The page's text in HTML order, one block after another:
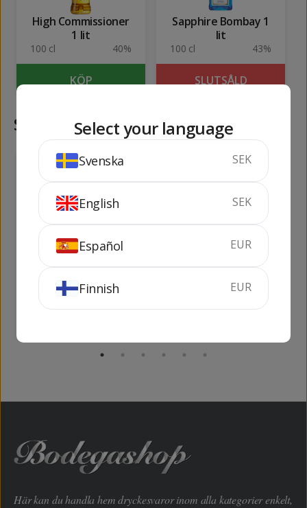
High Commissioner
1 lit
100 cl 40%
KÖP
Sapphire Bombay 1
lit
100 cl 43%
SLUTSÅLD
Samma kategori
307kr
Becherovka
Lemond 1 lit
20%
kr
Calisay
Här kan du handla hem dryckesvaror inom alla kategorier enkelt,
Select your language
Svenska SEK
English SEK
Español EUR
Finnish EUR